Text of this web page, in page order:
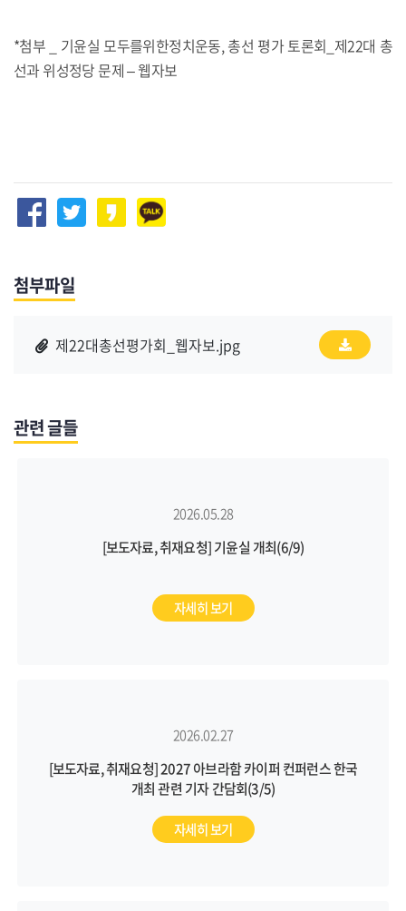
*첨부 _ 기윤실 모두를위한정치운동, 총선 평가 토론회_제22대 총
선과 위성정당 문제 – 웹자보
첨부파일
제22대총선평가회_웹자보.jpg
관련 글들
2026.05.28
[보도자료, 취재요청] 기윤실 개최(6/9)
자세히 보기
2026.02.27
[보도자료, 취재요청] 2027 아브라함 카이퍼 컨퍼런스 한국
개최 관련 기자 간담회(3/5)
자세히 보기